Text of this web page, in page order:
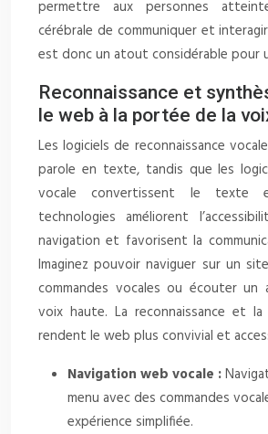
permettre aux personnes
cérébrale de communiquer et
est donc un atout considérable pour
Reconnaissance et
le web à la portée de la
Les logiciels de reconnaissance
parole en texte, tandis que les
vocale convertissent le texte
technologies améliorent
navigation et favorisent la
Imaginez pouvoir naviguer sur un
commandes vocales ou écouter
voix haute. La reconnaissance et
rendent le web plus convivial et
Navigation web vocale :
menu avec des commandes
expérience simplifiée.